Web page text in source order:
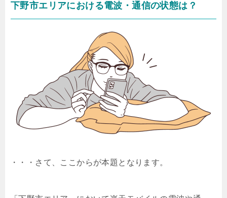
下野市エリアにおける電波・通信の状態は？
・・・さて、ここからが本題となります。